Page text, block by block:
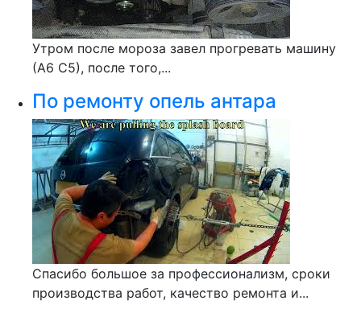
Утром после мороза завел прогревать машину
(А6 С5), после того,...
По ремонту опель антара
Спасибо большое за профессионализм, сроки
производства работ, качество ремонта и...